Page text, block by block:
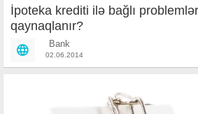
İpoteka krediti ilə bağlı
qaynaqlanır?
Bank
02.06.2014